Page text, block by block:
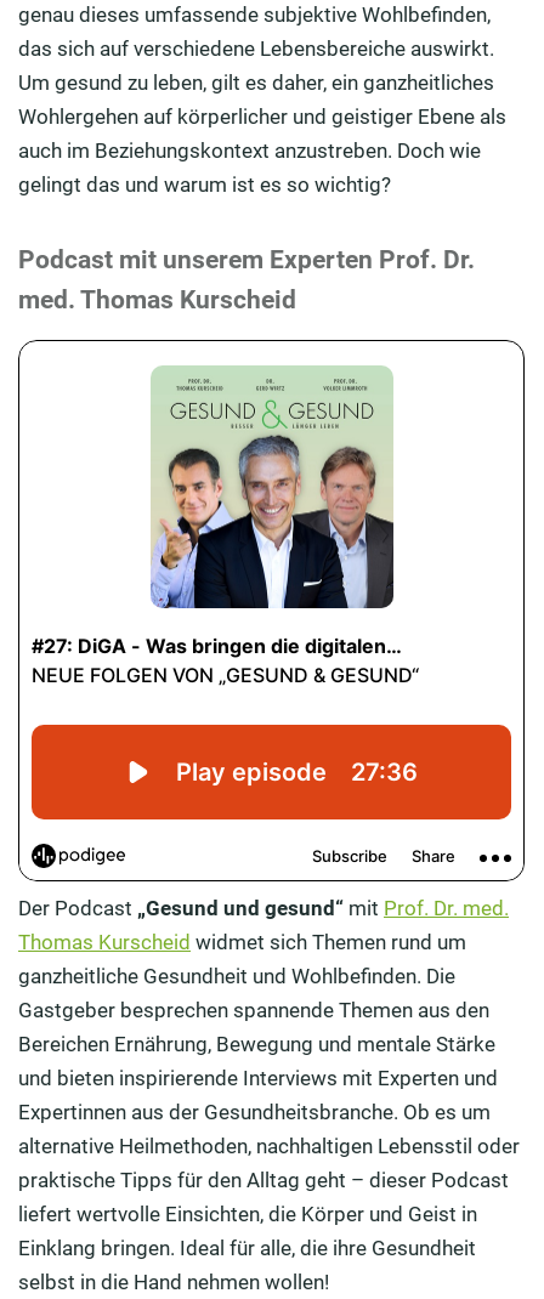
genau dieses umfassende subjektive Wohlbefinden,
das sich auf verschiedene Lebensbereiche auswirkt.
Um gesund zu leben, gilt es daher, ein ganzheitliches
Wohlergehen auf körperlicher und geistiger Ebene als
auch im Beziehungskontext anzustreben. Doch wie
gelingt das und warum ist es so wichtig?
Podcast mit unserem Experten Prof. Dr.
med. Thomas Kurscheid
Der Podcast „Gesund und gesund“ mit Prof. Dr. med.
Thomas Kurscheid widmet sich Themen rund um
ganzheitliche Gesundheit und Wohlbefinden. Die
Gastgeber besprechen spannende Themen aus den
Bereichen Ernährung, Bewegung und mentale Stärke
und bieten inspirierende Interviews mit Experten und
Expertinnen aus der Gesundheitsbranche. Ob es um
alternative Heilmethoden, nachhaltigen Lebensstil oder
praktische Tipps für den Alltag geht – dieser Podcast
liefert wertvolle Einsichten, die Körper und Geist in
Einklang bringen. Ideal für alle, die ihre Gesundheit
selbst in die Hand nehmen wollen!